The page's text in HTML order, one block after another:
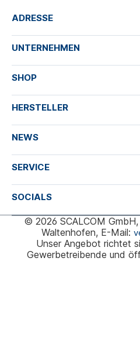
ADRESSE
UNTERNEHMEN
SHOP
HERSTELLER
NEWS
SERVICE
SOCIALS
© 2026 SCALCOM
Waltenhofen, E-Mail:
Unser Angebot richtet
Gewerbetreibende und